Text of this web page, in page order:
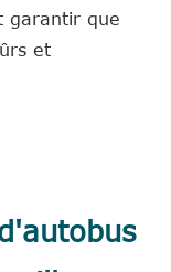
garantir que
et